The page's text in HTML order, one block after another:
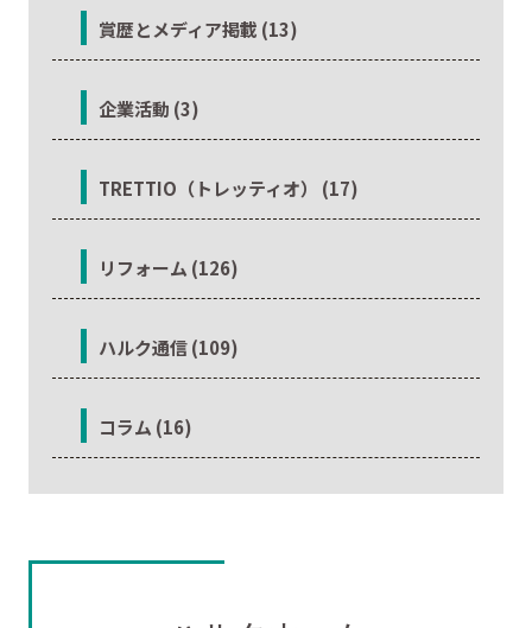
賞歴とメディア掲載 (13)
企業活動 (3)
TRETTIO（トレッティオ） (17)
リフォーム (126)
ハルク通信 (109)
コラム (16)